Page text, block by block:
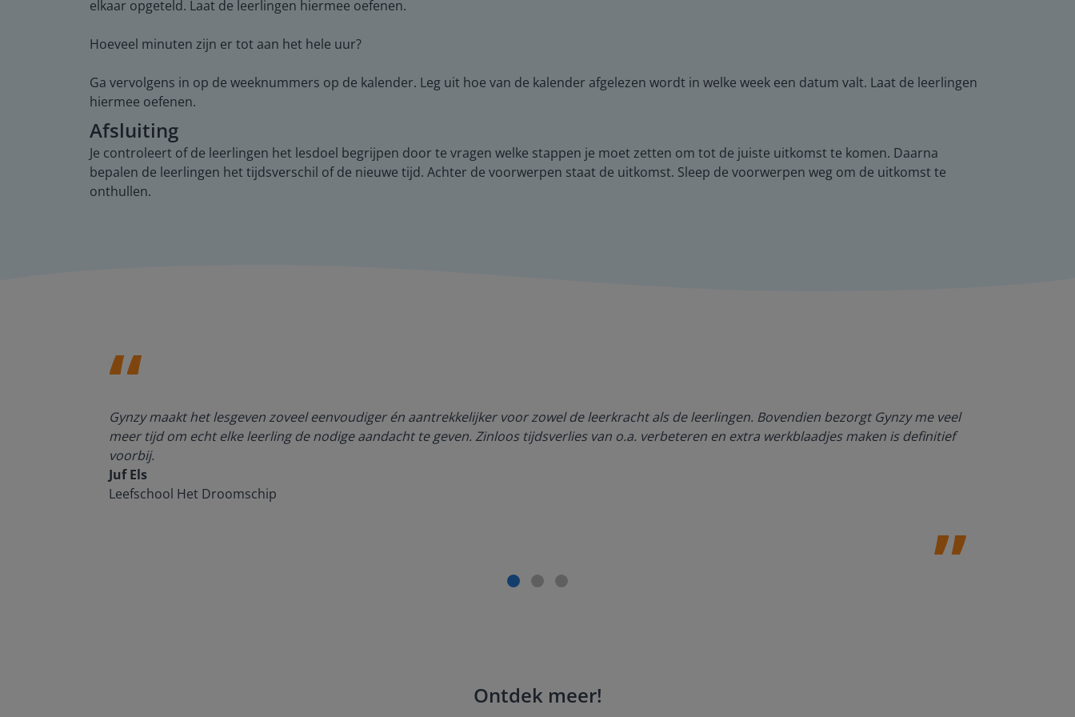
elkaar opgeteld. Laat de leerlingen hiermee oefenen.
Hoeveel minuten zijn er tot aan het hele uur?
Ga vervolgens in op de weeknummers op de kalender. Leg uit hoe van de kalender afgelezen wordt in welke week een datum valt. Laat de leerlingen
hiermee oefenen.
Afsluiting
Je controleert of de leerlingen het lesdoel begrijpen door te vragen welke stappen je moet zetten om tot de juiste uitkomst te komen. Daarna
bepalen de leerlingen het tijdsverschil of de nieuwe tijd. Achter de voorwerpen staat de uitkomst. Sleep de voorwerpen weg om de uitkomst te
onthullen.
Gynzy maakt het lesgeven zoveel eenvoudiger én aantrekkelijker voor zowel de leerkracht als de leerlingen. Bovendien bezorgt Gynzy me veel
meer tijd om echt elke leerling de nodige aandacht te geven. Zinloos tijdsverlies van o.a. verbeteren en extra werkblaadjes maken is definitief
voorbij.
Juf Els
Leefschool Het Droomschip
Ontdek meer!